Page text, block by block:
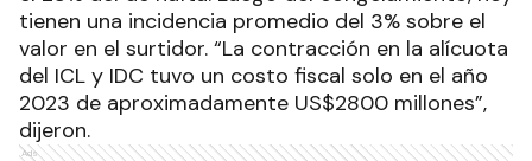
tienen una incidencia promedio del 3% sobre el
valor en el surtidor. “La contracción en la alícuota
del ICL y IDC tuvo un costo fiscal solo en el año
2023 de aproximadamente US$2800 millones”,
dijeron.
Ads